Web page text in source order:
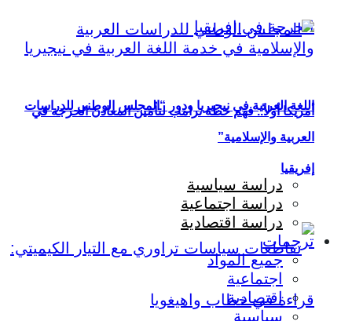
أمريكا أولاً.. فهم خطة ترامب لتأمين المعادن الحرجة في
إفريقيا
اللغة العربية في نيجيريا ودور “المجلس الوطني للدراسات
العربية والإسلامية”
دراسة سياسية
دراسة اجتماعية
دراسة اقتصادية
ترجمات
جميع المواد
اجتماعية
اقتصادية
سياسية